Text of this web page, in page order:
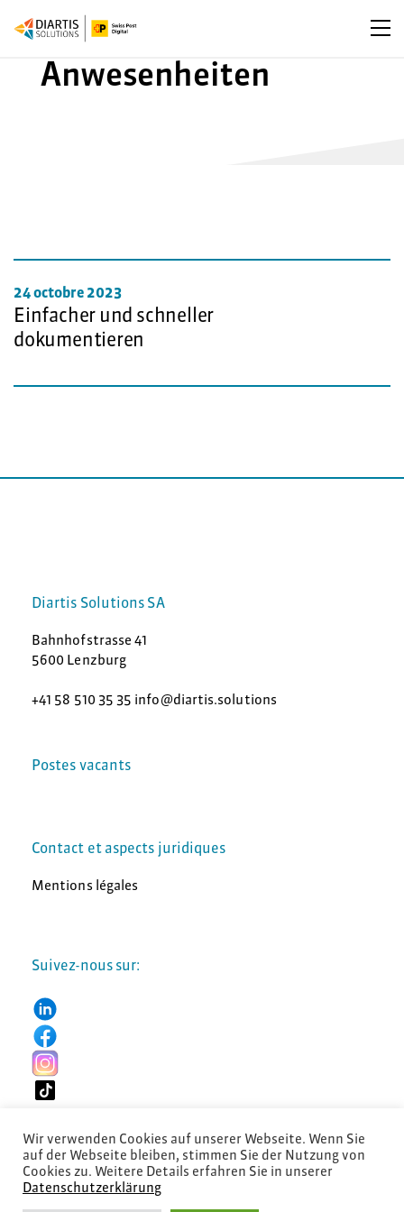
Anwesenheiten
24 octobre 2023
Einfacher und schneller
dokumentieren
Diartis Solutions SA
Bahnhofstrasse 41
5600 Lenzburg
+41 58 510 35 35 info@diartis.solutions
Postes vacants
Contact et aspects juridiques
Mentions légales
Suivez-nous sur:
Wir verwenden Cookies auf unserer Webseite. Wenn Sie
auf der Webseite bleiben, stimmen Sie der Nutzung von
Cookies zu. Weitere Details erfahren Sie in unserer
Datenschutzerklärung